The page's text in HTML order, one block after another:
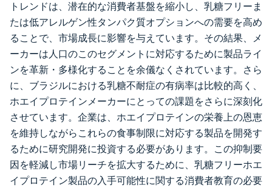
トレンドは、潜在的な消費者基盤を縮小し、乳糖フリーま
たは低アレルゲン性タンパク質オプションへの需要を高め
ることで、市場成長に影響を与えています。その結果、メ
ーカーは人口のこのセグメントに対応するために製品ライ
ンを革新・多様化することを余儀なくされています。さら
に、ブラジルにおける乳糖不耐症の有病率は比較的高く、
ホエイプロテインメーカーにとっての課題をさらに深刻化
させています。企業は、ホエイプロテインの栄養上の恩恵
を維持しながらこれらの食事制限に対応する製品を開発す
るために研究開発に投資する必要があります。この抑制要
因を軽減し市場リーチを拡大するために、乳糖フリーホエ
イプロテイン製品の入手可能性に関する消費者教育の必要